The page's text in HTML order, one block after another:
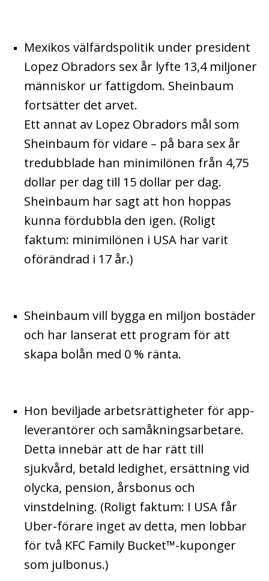
Mexikos välfärdspolitik under president
Lopez Obradors sex år lyfte 13,4 miljoner
människor ur fattigdom. Sheinbaum
fortsätter det arvet.
Ett annat av Lopez Obradors mål som
Sheinbaum för vidare – på bara sex år
tredubblade han minimilönen från 4,75
dollar per dag till 15 dollar per dag.
Sheinbaum har sagt att hon hoppas
kunna fördubbla den igen. (Roligt
faktum: minimilönen i USA har varit
oförändrad i 17 år.)
Sheinbaum vill bygga en miljon bostäder
och har lanserat ett program för att
skapa bolån med 0 % ränta.
Hon beviljade arbetsrättigheter för app-
leverantörer och samåkningsarbetare.
Detta innebär att de har rätt till
sjukvård, betald ledighet, ersättning vid
olycka, pension, årsbonus och
vinstdelning. (Roligt faktum: I USA får
Uber-förare inget av detta, men lobbar
för två KFC Family Bucket™-kuponger
som julbonus.)